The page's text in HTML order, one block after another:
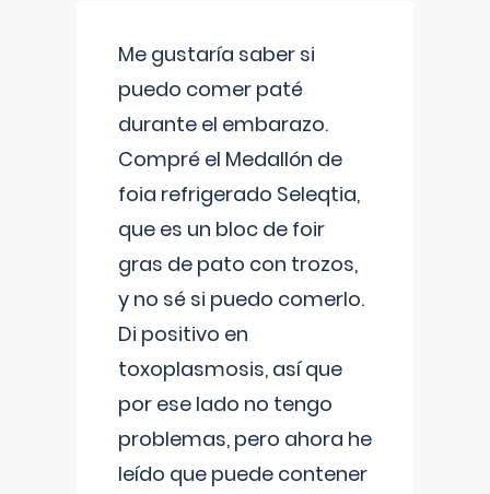
Me gustaría saber si
puedo comer paté
durante el embarazo.
Compré el Medallón de
foia refrigerado Seleqtia,
que es un bloc de foir
gras de pato con trozos,
y no sé si puedo comerlo.
Di positivo en
toxoplasmosis, así que
por ese lado no tengo
problemas, pero ahora he
leído que puede contener